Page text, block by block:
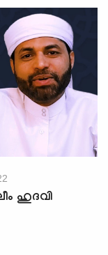
ഹുദവി